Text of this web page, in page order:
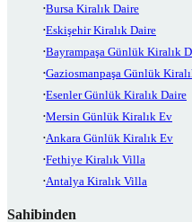
Bursa Kiralık Daire
Eskişehir Kiralık Daire
Bayrampaşa Günlük Kiralık
Gaziosmanpaşa Günlük
Esenler Günlük Kiralık Daire
Mersin Günlük Kiralık Ev
Ankara Günlük Kiralık Ev
Fethiye Kiralık Villa
Antalya Kiralık Villa
Sahibinden